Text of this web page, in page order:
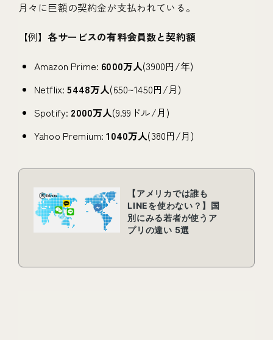
月々に巨額の契約金が支払われている。
【例】各サービスの有料会員数と契約額
Amazon Prime: 6000万人(3900円/年)
Netflix:5448万人(650~1450円/月)
Spotify: 2000万人(9.99ドル/月)
Yahoo Premium:1040万人(380円/月)